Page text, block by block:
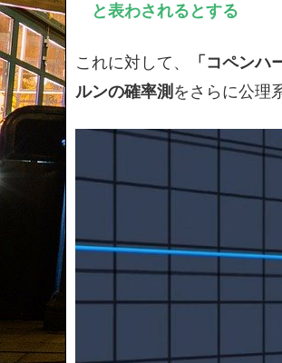
と表わされるとする
これに対して、 「コペンハ
ルンの確率測 をさらに公理